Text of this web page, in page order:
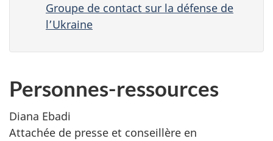
Groupe de contact sur la défense de
l’Ukraine
Personnes-ressources
Diana Ebadi
Attachée de presse et conseillère en